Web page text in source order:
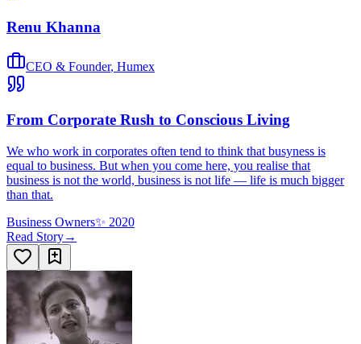
Renu Khanna
CEO & Founder, Humex
From Corporate Rush to Conscious Living
We who work in corporates often tend to think that busyness is
equal to business. But when you come here, you realise that
business is not the world, business is not life — life is much bigger
than that.
Business Owners✨ 2020
Read Story→